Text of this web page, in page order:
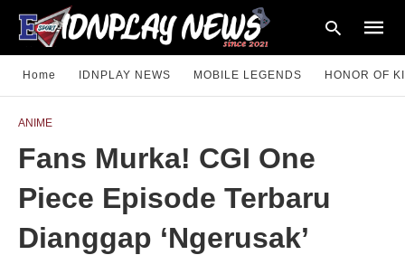
Home IDNPLAY NEWS MOBILE LEGENDS HONOR OF
ANIME
Fans Murka! CGI One
Piece Episode Terbaru
Dianggap ‘Ngerusak’